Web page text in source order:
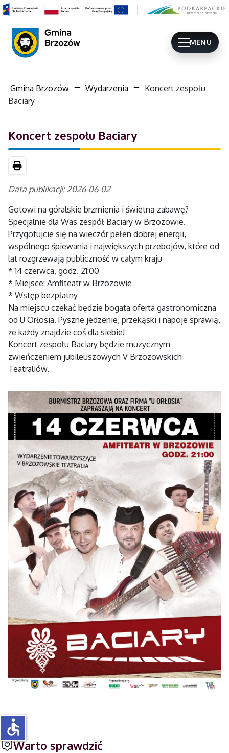
MENU
Gmina Brzozów Wydarzenia
Koncert zespołu
Baciary
Koncert zespołu Baciary
Drukuj
Data publikacji: 2026-06-02
Gotowi na góralskie brzmienia i świetną zabawę?
Specjalnie dla Was zespół Baciary w Brzozowie.
Przygotujcie się na wieczór pełen dobrej energii,
wspólnego śpiewania i największych przebojów, które od
lat rozgrzewają publiczność w całym kraju
* 14 czerwca, godz. 21:00
* Miejsce: Amfiteatr w Brzozowie
* Wstęp bezpłatny
Na miejscu czekać będzie bogata oferta gastronomiczna
od U Orłosia. Pyszne jedzenie, przekąski i napoje sprawią,
że każdy znajdzie coś dla siebie!
Koncert zespołu Baciary będzie muzycznym
zwieńczeniem jubileuszowych V Brzozowskich
Teatraliów.
Warto sprawdzić
accessible